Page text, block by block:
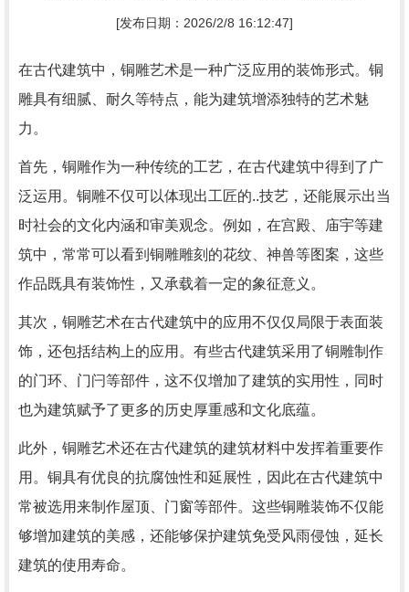
[发布日期：2026/2/8 16:12:47]
在古代建筑中，铜雕艺术是一种广泛应用的装饰形式。铜
雕具有细腻、耐久等特点，能为建筑增添独特的艺术魅
力。
首先，铜雕作为一种传统的工艺，在古代建筑中得到了广
泛运用。铜雕不仅可以体现出工匠的..技艺，还能展示出当
时社会的文化内涵和审美观念。例如，在宫殿、庙宇等建
筑中，常常可以看到铜雕雕刻的花纹、神兽等图案，这些
作品既具有装饰性，又承载着一定的象征意义。
其次，铜雕艺术在古代建筑中的应用不仅仅局限于表面装
饰，还包括结构上的应用。有些古代建筑采用了铜雕制作
的门环、门闩等部件，这不仅增加了建筑的实用性，同时
也为建筑赋予了更多的历史厚重感和文化底蕴。
此外，铜雕艺术还在古代建筑的建筑材料中发挥着重要作
用。铜具有优良的抗腐蚀性和延展性，因此在古代建筑中
常被选用来制作屋顶、门窗等部件。这些铜雕装饰不仅能
够增加建筑的美感，还能够保护建筑免受风雨侵蚀，延长
建筑的使用寿命。